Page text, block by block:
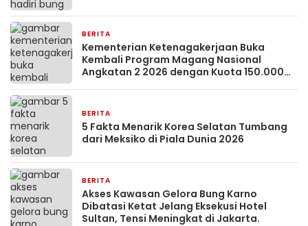
BERITA
Kementerian Ketenagakerjaan Buka
Kembali Program Magang Nasional
Angkatan 2 2026 dengan Kuota 150.000
BERITA
5 Fakta Menarik Korea Selatan Tumbang
dari Meksiko di Piala Dunia 2026
BERITA
Akses Kawasan Gelora Bung Karno
Dibatasi Ketat Jelang Eksekusi Hotel
Sultan, Tensi Meningkat di Jakarta.